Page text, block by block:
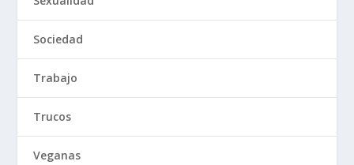
Sociedad
Trabajo
Trucos
Veganas